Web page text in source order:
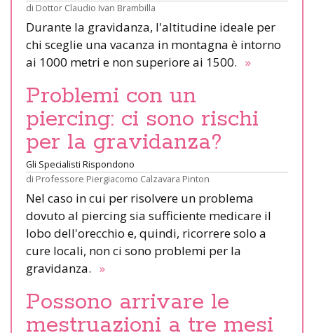
di Dottor Claudio Ivan Brambilla
Durante la gravidanza, l'altitudine ideale per
chi sceglie una vacanza in montagna è intorno
ai 1000 metri e non superiore ai 1500. »
Problemi con un
piercing: ci sono rischi
per la gravidanza?
Gli Specialisti Rispondono
di Professore Piergiacomo Calzavara Pinton
Nel caso in cui per risolvere un problema
dovuto al piercing sia sufficiente medicare il
lobo dell'orecchio e, quindi, ricorrere solo a
cure locali, non ci sono problemi per la
gravidanza. »
Possono arrivare le
mestruazioni a tre mesi